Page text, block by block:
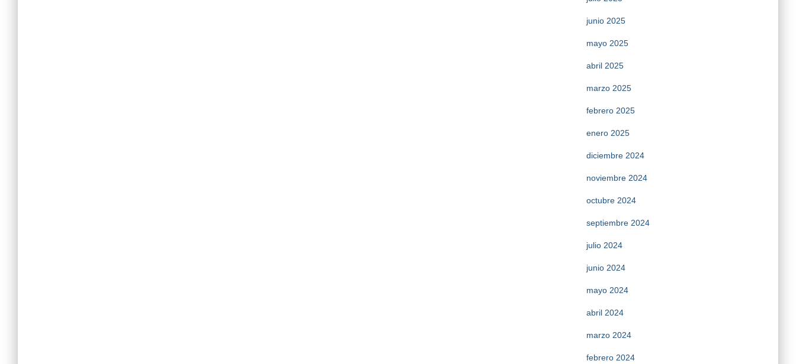
junio 2025
mayo 2025
abril 2025
marzo 2025
febrero 2025
enero 2025
diciembre 2024
noviembre 2024
octubre 2024
septiembre 2024
julio 2024
junio 2024
mayo 2024
abril 2024
marzo 2024
febrero 2024